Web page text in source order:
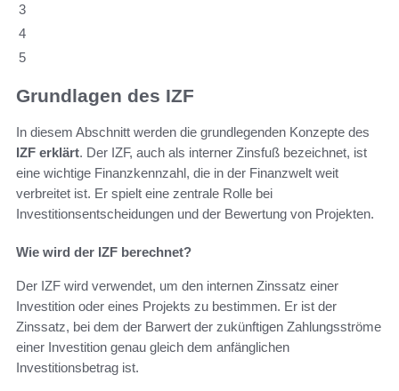
3
4
5
Grundlagen des IZF
In diesem Abschnitt werden die grundlegenden Konzepte des
IZF erklärt. Der IZF, auch als interner Zinsfuß bezeichnet, ist
eine wichtige Finanzkennzahl, die in der Finanzwelt weit
verbreitet ist. Er spielt eine zentrale Rolle bei
Investitionsentscheidungen und der Bewertung von Projekten.
Wie wird der IZF berechnet?
Der IZF wird verwendet, um den internen Zinssatz einer
Investition oder eines Projekts zu bestimmen. Er ist der
Zinssatz, bei dem der Barwert der zukünftigen Zahlungsströme
einer Investition genau gleich dem anfänglichen
Investitionsbetrag ist.